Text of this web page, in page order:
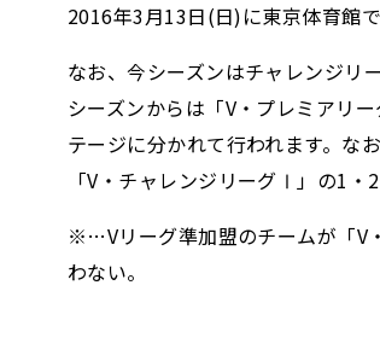
2016年3月13日(日)に東京体育館
なお、今シーズンはチャレンジリ
シーズンからは「V・プレミアリ
テージに分かれて行われます。な
「V・チャレンジリーグⅠ」の1
※…Vリーグ準加盟のチームが「V
わない。